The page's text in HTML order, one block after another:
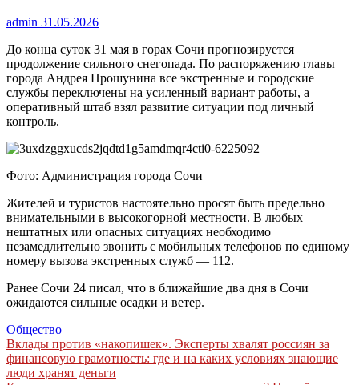
admin 31.05.2026
До конца суток 31 мая в горах Сочи прогнозируется
продолжение сильного снегопада. По распоряжению главы
города Андрея Прошунина все экстренные и городские
службы переключены на усиленный вариант работы, а
оперативный штаб взял развитие ситуации под личный
контроль.
Фото: Администрация города Сочи
Жителей и туристов настоятельно просят быть предельно
внимательными в высокогорной местности. В любых
нештатных или опасных ситуациях необходимо
незамедлительно звонить с мобильных телефонов по единому
номеру вызова экстренных служб — 112.
Ранее Сочи 24 писал, что в ближайшие два дня в Сочи
ожидаются сильные осадки и ветер.
Общество
Навигация
по
Вклады против «накопишек». Эксперты хвалят россиян за
финансовую грамотность: где и на каких условиях знающие
люди хранят деньги